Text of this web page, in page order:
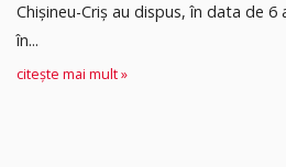
Chișineu-Criș au dispus, în data de
în...
citește mai mult »